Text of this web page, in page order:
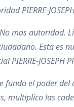
PIERRE-
mas autoridad.
Esta es
PIERRE-JOSEPH
fundo el poder del
multiplico las